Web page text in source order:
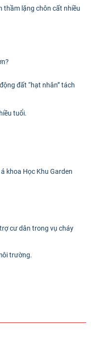
thầm lặng chôn cất nhiều
đất “hạt nhân” tách
tuổi.
khoa Học Khu Garden
cư dân trong vụ cháy
trường.